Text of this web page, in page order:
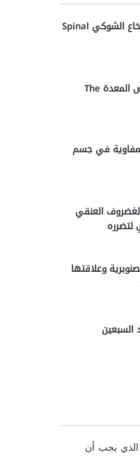
الحبل الشوكي – النخاع الشوكي Spinal
المعدة أجزاء وأمراض المعدة The
في جسم
العنقي
لتضرره
وعلاقتها
يجب أن